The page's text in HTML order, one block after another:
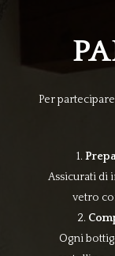
Per
Assicurati di
vetro
Ogni